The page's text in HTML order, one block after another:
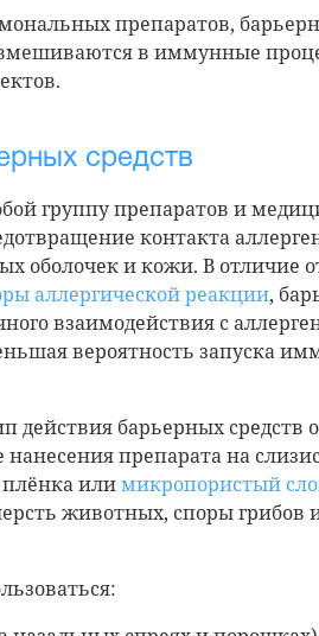
препаратов,
в иммунные
средств
группу препаратов и
контакта
оболочек и кожи. В отличие
аллергической реакции,
взаимодействия с
вероятность запуска
барьерных средств
препарата на
илимикропористый
животных, споры грибов